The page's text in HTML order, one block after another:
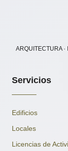
ARQUITECTURA ·
Servicios
Edificios
Locales
Licencias de